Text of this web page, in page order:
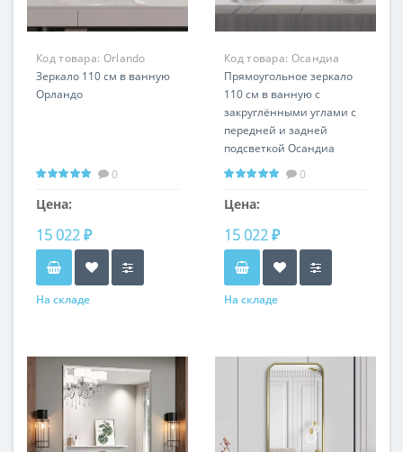
Код товара: Orlando
LP125
Зеркало 110 см в ванную
Орландо
0
Цена:
15 022 ₽
На складе
Код товара: Осандиа
RSL0024
Прямоугольное зеркало
110 см в ванную с
закруглёнными углами с
передней и задней
подсветкой Осандиа
Любая ширина и высота
Горизонтальная и
вертикальная установка
0
Цена:
15 022 ₽
На складе